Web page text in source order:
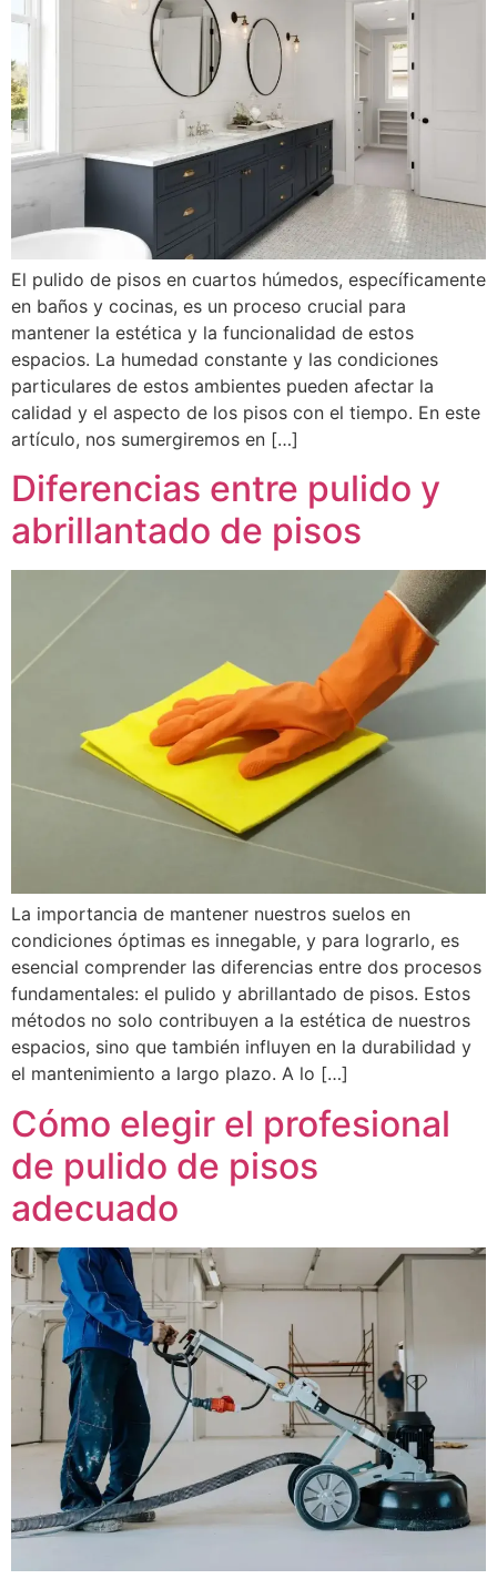
El pulido de pisos en cuartos húmedos, específicamente
en baños y cocinas, es un proceso crucial para
mantener la estética y la funcionalidad de estos
espacios. La humedad constante y las condiciones
particulares de estos ambientes pueden afectar la
calidad y el aspecto de los pisos con el tiempo. En este
artículo, nos sumergiremos en […]
Diferencias entre pulido y
abrillantado de pisos
La importancia de mantener nuestros suelos en
condiciones óptimas es innegable, y para lograrlo, es
esencial comprender las diferencias entre dos procesos
fundamentales: el pulido y abrillantado de pisos. Estos
métodos no solo contribuyen a la estética de nuestros
espacios, sino que también influyen en la durabilidad y
el mantenimiento a largo plazo. A lo […]
Cómo elegir el profesional
de pulido de pisos
adecuado